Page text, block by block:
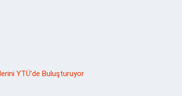
YTÜ’de Buluşturuyor